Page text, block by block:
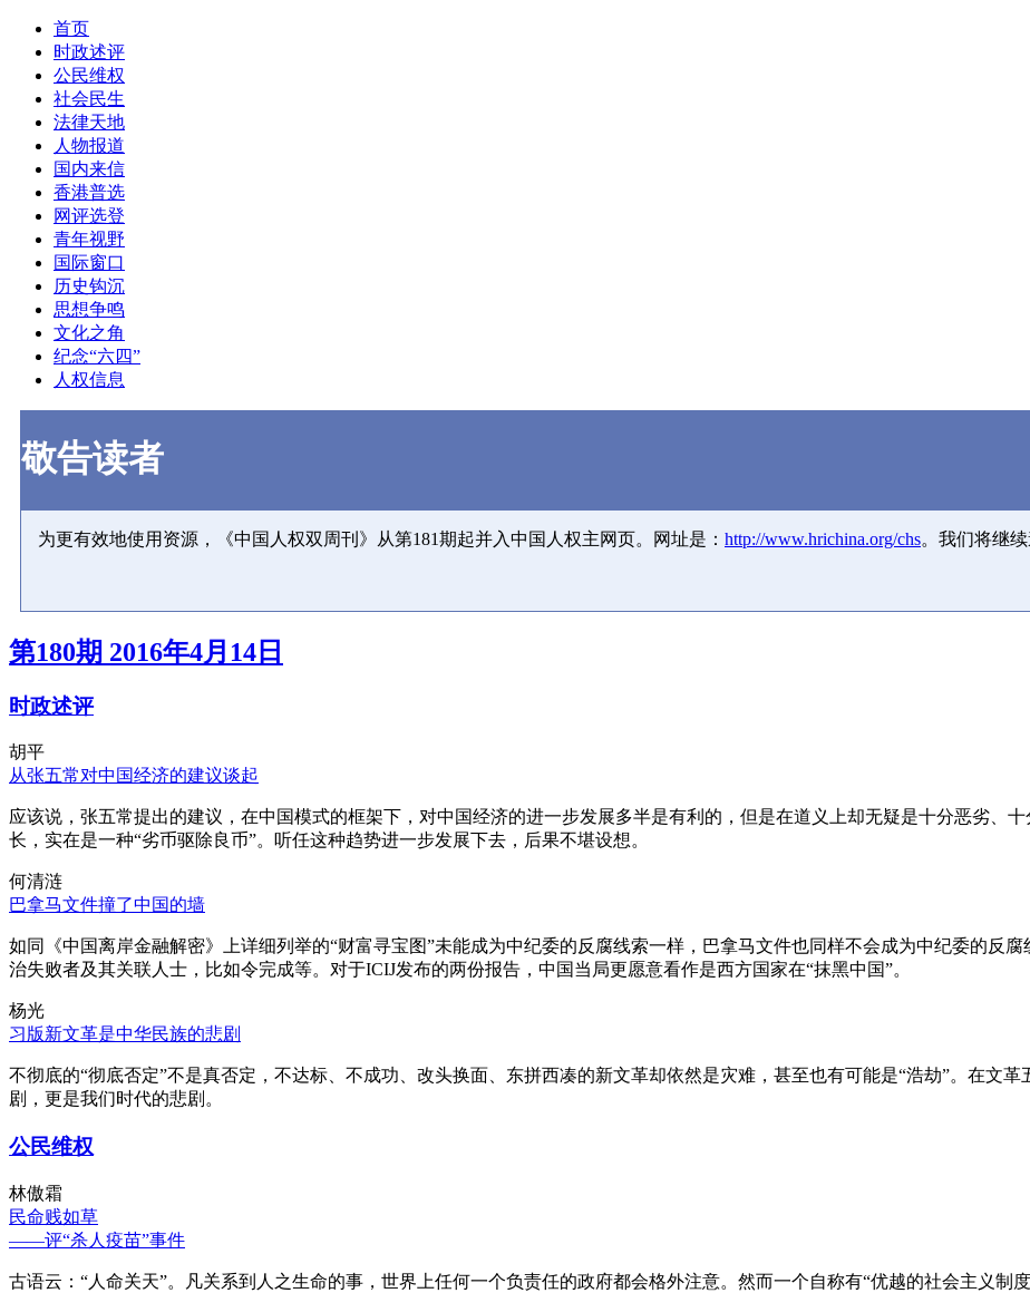
首页
时政述评
公民维权
社会民生
法律天地
人物报道
国内来信
香港普选
网评选登
青年视野
国际窗口
历史钩沉
思想争鸣
文化之角
纪念“六四”
人权信息
敬告读者
为更有效地使用资源，《中国人权双周刊》从第181期起并入中国人权主网页。网址是： http://www.hrichina.org/chs。我们将继
第180期 2016年4月14日
时政述评
胡平
从张五常对中国经济的建议谈起
应该说，张五常提出的建议，在中国模式的框架下，对中国经济的进一步发展多半是有利的，但是在道义上却无疑是十分恶劣、
长，实在是一种“劣币驱除良币”。听任这种趋势进一步发展下去，后果不堪设想。
何清涟
巴拿马文件撞了中国的墙
如同《中国离岸金融解密》上详细列举的“财富寻宝图”未能成为中纪委的反腐线索一样，巴拿马文件也同样不会成为中纪委的反
治失败者及其关联人士，比如令完成等。对于ICIJ发布的两份报告，中国当局更愿意看作是西方国家在“抹黑中国”。
杨光
习版新文革是中华民族的悲剧
不彻底的“彻底否定”不是真否定，不达标、不成功、改头换面、东拼西凑的新文革却依然是灾难，甚至也有可能是“浩劫”。在文
剧，更是我们时代的悲剧。
公民维权
林傲霜
民命贱如草
——评“杀人疫苗”事件
古语云：“人命关天”。凡关系到人之生命的事，世界上任何一个负责任的政府都会格外注意。然而一个自称有“优越的社会主义制